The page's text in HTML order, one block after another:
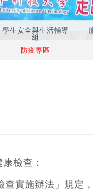
學生安全與生活輔導
組
防疫專區
檢查：
實施辦法」規定